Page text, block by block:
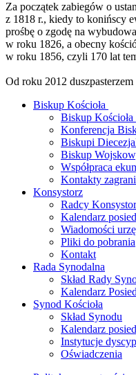
Za początek zabiegów o
z 1818 r., kiedy to konińscy
prośbę o zgodę na
w roku 1826, a obecny
w roku 1856, czyli 170 lat
Od roku 2012
Biskup Kościoła
Biskup Kościoła
Konferencja
Biskupi
Biskup
Współpraca
Kontakty
Konsystorz
Radcy
Kalendarz
Wiadomości
Pliki do pobrania
Kontakt
Rada Synodalna
Skład Rady
Kalendarz
Synod Kościoła
Skład Synodu
Kalendarz
Instytucje
Oświadczenia